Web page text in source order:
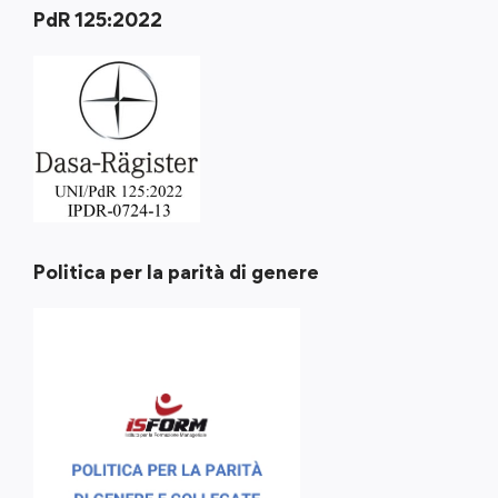
PdR 125:2022
Politica per la parità di genere